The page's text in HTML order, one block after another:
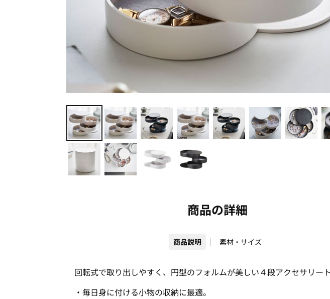
商品の詳細
商品説明 素材・サイズ
回転式で取り出しやすく、円型のフォルムが美しい４段アクセサリート
・毎日身に付ける小物の収納に最適。